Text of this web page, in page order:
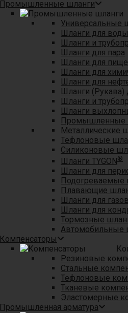
Промышленные шланги
Универсальные
Шланги для
Шланги и
Шланги для пара
Шланги для
Шланги для
Шланги для
Шланги (Рукава)
Шланги и
Шланги
Промышленные
Металлические
Тефлоновые
Силиконовые
Шланги TYGON®
Шланги для
Подогреваемые
Плавающие
Шланги для
Шланги для
Тормозные
Автомобильные
Компенсаторы
Резиновые
Стальные
Тефлоновые
Тканевые
Эластомерные
Промышленная арматура